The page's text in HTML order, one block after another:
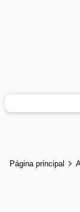
Página principal